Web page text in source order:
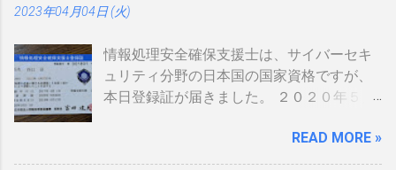
2023年04月04日 (火)
情報処理安全確保支援士は、サイバーセキ
ュリティ分野の日本国の国家資格ですが、
本日登録証が届きました。 ２０２０年５月
登場しました。 制度見直しについて：
https://www.ipa.go.jp/siensi/kaisei.html 情報
READ MORE »